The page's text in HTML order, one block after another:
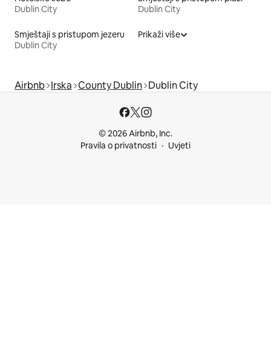
Dublin City
Dublin City
Smještaji s pristupom jezeru
Dublin City
Prikaži više
Airbnb Irska County Dublin Dublin City
© 2026 Airbnb, Inc.
Pravila o privatnosti
Uvjeti